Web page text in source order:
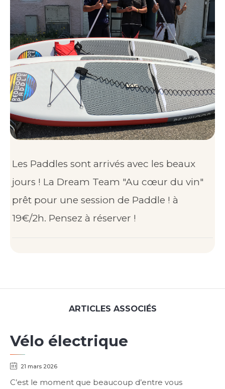
Les Paddles sont arrivés avec les beaux
jours ! La Dream Team "Au cœur du vin"
prêt pour une session de Paddle ! à
19€/2h. Pensez à réserver !
ARTICLES ASSOCIÉS
Vélo électrique
21 mars 2026
C’est le moment que beaucoup d’entre vous